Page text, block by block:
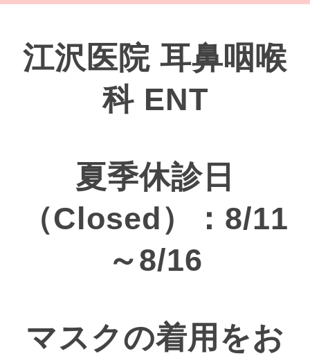
江沢医院 耳鼻咽喉
科 ENT
夏季休診日
（Closed）：8/11
～8/16
マスクの着用をお